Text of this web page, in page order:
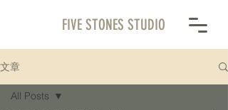
FIVE STONES STUDIO
文章
All Posts